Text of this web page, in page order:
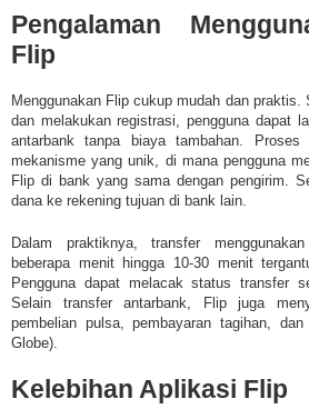
Pengalaman
Flip
Menggunakan Flip cukup mudah dan praktis.
dan melakukan registrasi, pengguna dapat
antarbank tanpa biaya tambahan. Proses
mekanisme yang unik, di mana pengguna
Flip di bank yang sama dengan pengirim.
dana ke rekening tujuan di bank lain.
Dalam praktiknya, transfer
beberapa menit hingga 10-30 menit
Pengguna dapat melacak status transfer
Selain transfer antarbank, Flip juga
pembelian pulsa, pembayaran tagihan,
Globe).
Kelebihan Aplikasi Flip